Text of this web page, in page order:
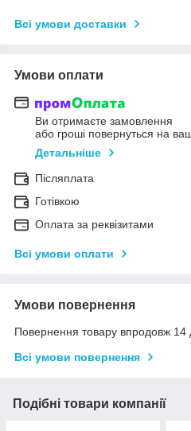
Всі умови доставки
Умови оплати
Ви отримаєте замовлення
або гроші повернуться на
Детальніше
Післяплата
Готівкою
Оплата за реквізитами
Всі умови оплати
Умови повернення
Повернення товару впродовж 14
Всі умови повернення
Подібні товари компанії